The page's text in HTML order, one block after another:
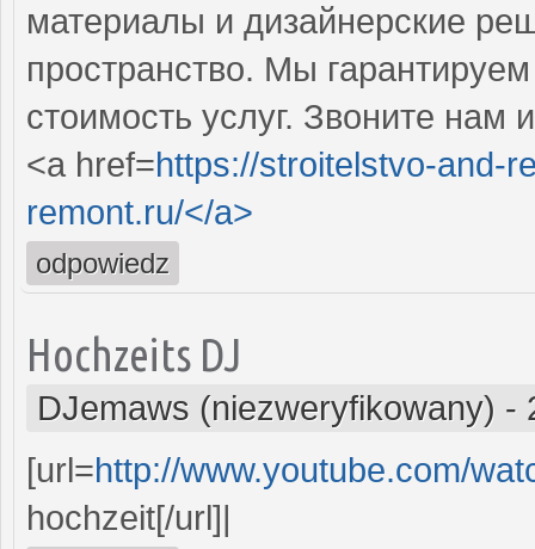
материалы и дизайнерские
пространство. Мы
стоимость услуг. Звоните
<a href=https://stroitelstvo-and-
remont.ru/</a>
odpowiedz
Hochzeits DJ
DJemaws (niezweryfikowany) -
[url=http://www.youtube.com/
hochzeit[/url]|